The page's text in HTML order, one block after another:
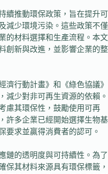
續推動環保政策，旨在提升可
減少環境污染。這些政策不僅
的材料選擇和生產流程。本文
創新與改進，並影響企業的整
濟行動計畫》和《綠色協議》
減少對非可再生資源的依賴。
慮其環保性，鼓勵使用可再
許多企業已經開始選擇生物基
要求並贏得消費者的認可。
鏈的透明度與可持續性。為了
保其材料來源具有環保標籤，